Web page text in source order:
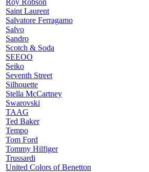
Roy Robson
Saint Laurent
Salvatore Ferragamo
Salvo
Sandro
Scotch & Soda
SEEOO
Seiko
Seventh Street
Silhouette
Stella McCartney
Swarovski
TAAG
Ted Baker
Tempo
Tom Ford
Tommy Hilfiger
Trussardi
United Colors of Benetton